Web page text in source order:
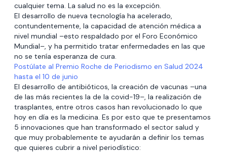
cualquier tema. La salud no es la excepción.
El desarrollo de nueva tecnología ha acelerado,
contundentemente, la capacidad de atención médica a
nivel mundial –esto respaldado por el Foro Económico
Mundial–, y ha permitido tratar enfermedades en las que
no se tenía esperanza de cura.
Postúlate al Premio Roche de Periodismo en Salud 2024
hasta el 10 de junio
El desarrollo de antibióticos, la creación de vacunas –una
de las más recientes la de la covid-19–, la realización de
trasplantes, entre otros casos han revolucionado lo que
hoy en día es la medicina. Es por esto que te presentamos
5 innovaciones que han transformado el sector salud y
que muy probablemente te ayudarán a definir los temas
que quieres cubrir a nivel periodístico: